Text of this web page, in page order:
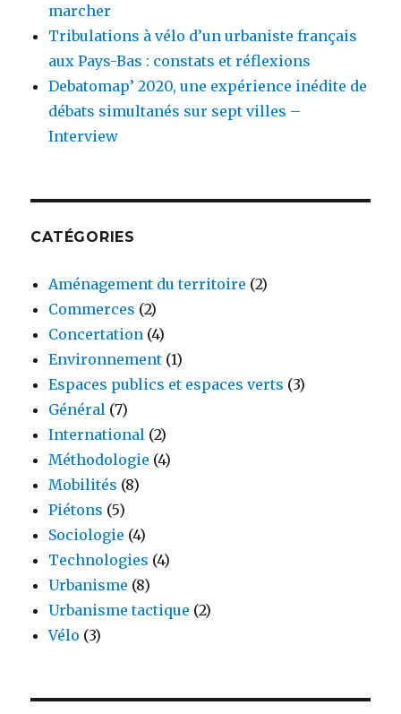
marcher
Tribulations à vélo d’un urbaniste français
aux Pays-Bas : constats et réflexions
Debatomap’ 2020, une expérience inédite de
débats simultanés sur sept villes –
Interview
CATÉGORIES
Aménagement du territoire (2)
Commerces (2)
Concertation (4)
Environnement (1)
Espaces publics et espaces verts (3)
Général (7)
International (2)
Méthodologie (4)
Mobilités (8)
Piétons (5)
Sociologie (4)
Technologies (4)
Urbanisme (8)
Urbanisme tactique (2)
Vélo (3)